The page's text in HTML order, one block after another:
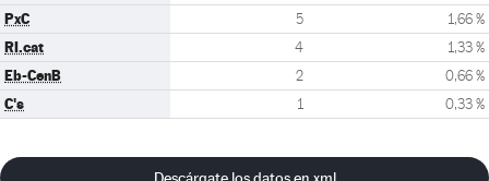
PxC 5 1,66 %
RI.cat 4 1,33 %
Eb-CenB 2 0,66 %
C's 1 0,33 %